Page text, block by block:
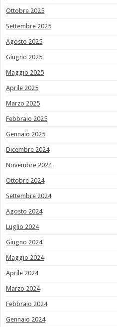
Ottobre 2025
Settembre 2025
Agosto 2025
Giugno 2025
Maggio 2025
Aprile 2025
Marzo 2025
Febbraio 2025
Gennaio 2025
Dicembre 2024
Novembre 2024
Ottobre 2024
Settembre 2024
Agosto 2024
Luglio 2024
Giugno 2024
Maggio 2024
Aprile 2024
Marzo 2024
Febbraio 2024
Gennaio 2024